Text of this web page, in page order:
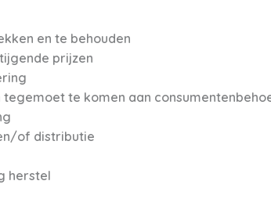
en te behouden
prijzen
te komen aan
of distributie
herstel